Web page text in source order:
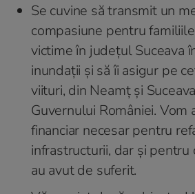
Se cuvine să transmit un
compasiune pentru
victime în județul Suceava
inundații și să îi asigur pe
viituri, din Neamț și
Guvernului României. Vom
financiar necesar pentru
infrastructurii, dar și pentru
au avut de suferit.